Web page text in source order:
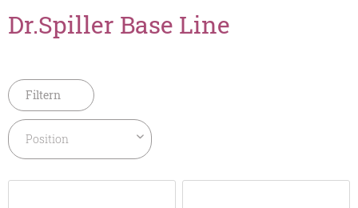
Dr.Spiller Base Line
Filtern